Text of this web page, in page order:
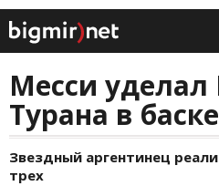
Месси уделал
Турана в
Звездный аргентинец
трех